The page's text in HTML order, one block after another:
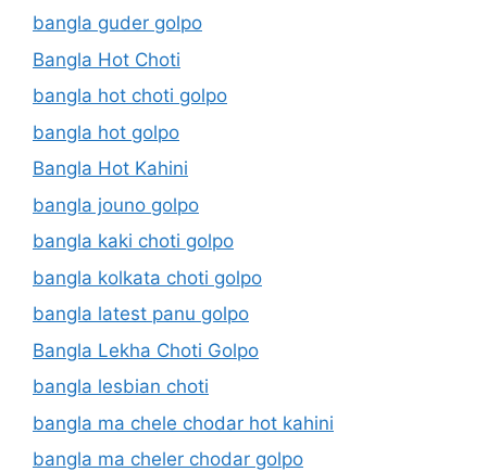
bangla guder golpo
Bangla Hot Choti
bangla hot choti golpo
bangla hot golpo
Bangla Hot Kahini
bangla jouno golpo
bangla kaki choti golpo
bangla kolkata choti golpo
bangla latest panu golpo
Bangla Lekha Choti Golpo
bangla lesbian choti
bangla ma chele chodar hot kahini
bangla ma cheler chodar golpo